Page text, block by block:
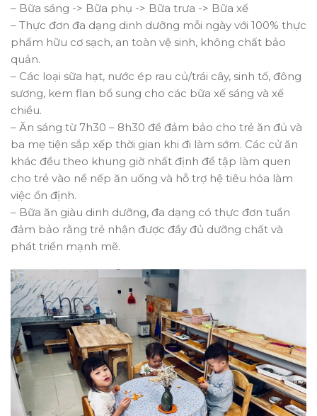
– Bữa sáng -> Bữa phụ -> Bữa trưa -> Bữa xế
– Thực đơn đa dạng dinh dưỡng mỗi ngày với 100% thực
phẩm hữu cơ sạch, an toàn vệ sinh, không chất bảo
quản.
– Các loại sữa hạt, nước ép rau củ/trái cây, sinh tố, đông
sương, kem flan bổ sung cho các bữa xế sáng và xế
chiều.
– Ăn sáng từ 7h30 – 8h30 để đảm bảo cho trẻ ăn đủ và
ba mẹ tiện sắp xếp thời gian khi đi làm sớm. Các cử ăn
khác đều theo khung giờ nhất định để tập làm quen
cho trẻ vào nề nếp ăn uống và hỗ trợ hệ tiêu hóa làm
việc ổn định.
– Bữa ăn giàu dinh dưỡng, đa dạng có thực đơn tuần
đảm bảo rằng trẻ nhận được đầy đủ dưỡng chất và
phát triển mạnh mẽ.